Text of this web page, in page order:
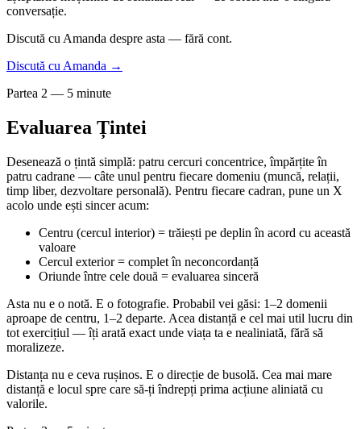
conversație.
Discută cu Amanda despre asta — fără cont.
Discută cu Amanda →
Partea 2 — 5 minute
Evaluarea Țintei
Desenează o țintă simplă: patru cercuri concentrice, împărțite în
patru cadrane — câte unul pentru fiecare domeniu (muncă, relații,
timp liber, dezvoltare personală). Pentru fiecare cadran, pune un X
acolo unde ești sincer acum:
Centru (cercul interior) = trăiești pe deplin în acord cu această
valoare
Cercul exterior = complet în neconcordanță
Oriunde între cele două = evaluarea sinceră
Asta nu e o notă. E o fotografie. Probabil vei găsi: 1–2 domenii
aproape de centru, 1–2 departe. Acea distanță e cel mai util lucru din
tot exercițiul — îți arată exact unde viața ta e nealiniată, fără să
moralizeze.
Distanța nu e ceva rușinos. E o direcție de busolă. Cea mai mare
distanță e locul spre care să-ți îndrepți prima acțiune aliniată cu
valorile.